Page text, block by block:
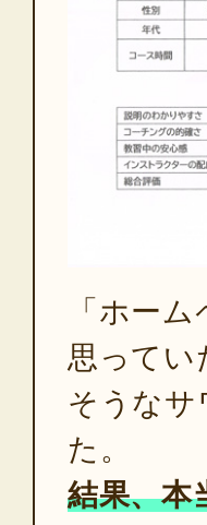
「ホー
思ってい
そうなサ
た。
結果、本